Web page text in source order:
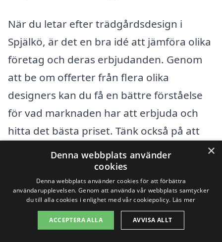
När du letar efter trädgårdsdesign i
Spjälkö, är det en bra idé att jämföra olika
företag och deras erbjudanden. Genom
att be om offerter från flera olika
designers kan du få en bättre förståelse
för vad marknaden har att erbjuda och
hitta det bästa priset. Tänk också på att
vissa företag kan erbjuda paketlösningar
som inkluderar allt från design till
utförande av arbetet, vilket kan vara
ekonomiskt fördelaktigt.
Att investera i trädgårdsdesign handlar
×
Denna webbplats använder
cookies
Denna webbplats använder cookies för att förbättra
användarupplevelsen. Genom att använda vår webbplats samtycker
du till alla cookies i enlighet med vår cookiepolicy. Läs mer
ACCEPTERA ALLA AVVISA ALLT